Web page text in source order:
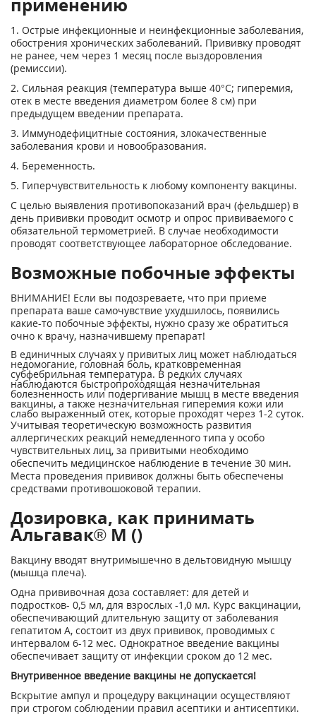
1. Острые инфекционные и неинфекционные заболевания,
обострения хронических заболеваний. Прививку проводят
не ранее, чем через 1 месяц после выздоровления
(ремиссии).
2. Сильная реакция (температура выше 40°С; гиперемия,
отек в месте введения диаметром более 8 см) при
предыдущем введении препарата.
3. Иммунодефицитные состояния, злокачественные
заболевания крови и новообразования.
4. Беременность.
5. Гиперчувствительность к любому компоненту вакцины.
С целью выявления противопоказаний врач (фельдшер) в
день прививки проводит осмотр и опрос прививаемого с
обязательной термометрией. В случае необходимости
проводят соответствующее лабораторное обследование.
Возможные побочные эффекты
ВНИМАНИЕ! Если вы подозреваете, что при приеме
препарата ваше самочувствие ухудшилось, появились
какие-то побочные эффекты, нужно сразу же обратиться
очно к врачу, назначившему препарат!
В единичных случаях у привитых лиц может наблюдаться
недомогание, головная боль, кратковременная
субфебрильная температура. В редких случаях
наблюдаются быстропроходящая незначительная
болезненность или подергивание мышц в месте введения
вакцины, а также незначительная гиперемия кожи или
слабо выраженный отек, которые проходят через 1-2 суток.
Учитывая теоретическую возможность развития
аллергических реакций немедленного типа у особо
чувствительных лиц, за привитыми необходимо
обеспечить медицинское наблюдение в течение 30 мин.
Места проведения прививок должны быть обеспечены
средствами противошоковой терапии.
Дозировка, как принимать
Альгавак® М ()
Вакцину вводят внутримышечно в дельтовидную мышцу
(мышца плеча).
Одна прививочная доза составляет: для детей и
подростков- 0,5 мл, для взрослых -1,0 мл. Курс вакцинации,
обеспечивающий длительную защиту от заболевания
гепатитом А, состоит из двух прививок, проводимых с
интервалом 6-12 мес. Однократное введение вакцины
обеспечивает защиту от инфекции сроком до 12 мес.
Внутривенное введение вакцины не допускается!
Вскрытие ампул и процедуру вакцинации осуществляют
при строгом соблюдении правил асептики и антисептики.